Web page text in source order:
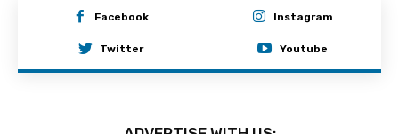
Facebook Instagram
Twitter Youtube